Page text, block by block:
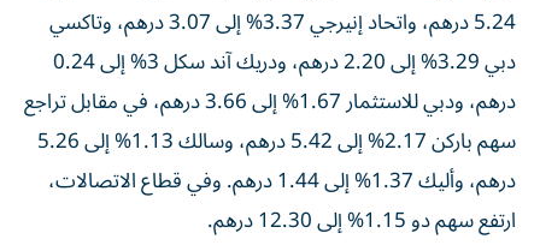
5.24 درهم، واتحاد إنيرجي 3.37% إلى 3.07 درهم، وتاكسي
دبي 3.29% إلى 2.20 درهم، ودريك آند سكل 3% إلى 0.24
درهم، ودبي للاستثمار 1.67% إلى 3.66 درهم، في مقابل تراجع
سهم باركن 2.17% إلى 5.42 درهم، وسالك 1.13% إلى 5.26
درهم، وأليك 1.37% إلى 1.44 درهم. وفي قطاع الاتصالات،
ارتفع سهم دو 1.15% إلى 12.30 درهم.